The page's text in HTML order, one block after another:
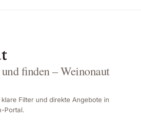
finden – Weinonaut
Filter und direkte Angebote in
Portal.